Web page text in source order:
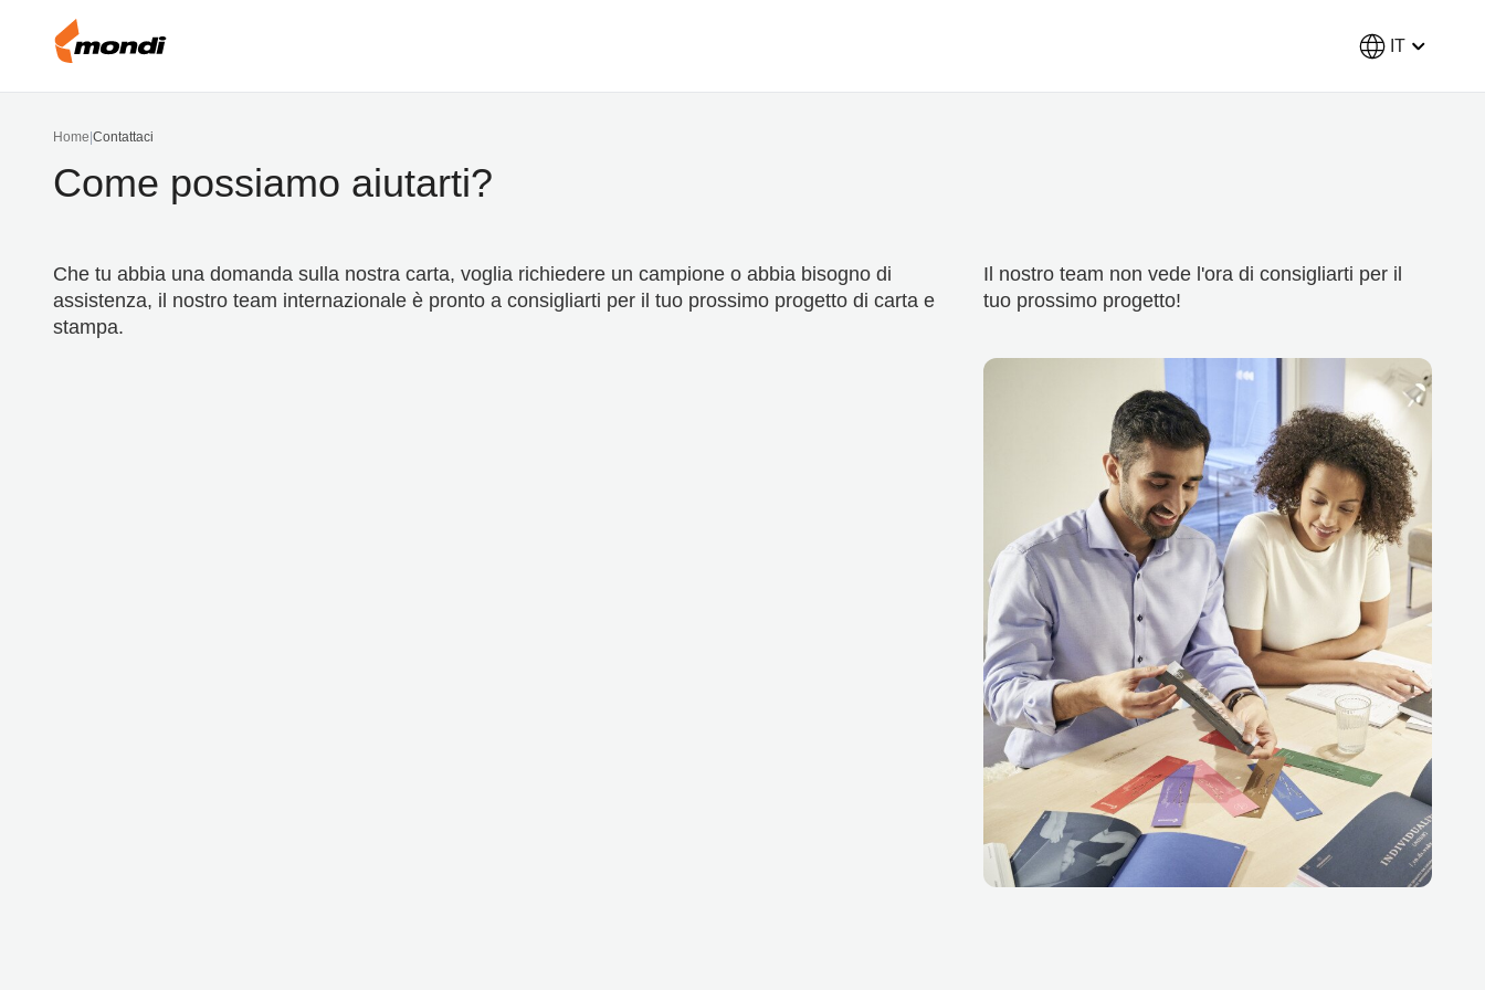
IT
Home Contattaci
Come possiamo aiutarti?
Che tu abbia una domanda sulla nostra carta, voglia richiedere un campione o abbia bisogno di
assistenza, il nostro team internazionale è pronto a consigliarti per il tuo prossimo progetto di carta e
stampa.
Il nostro team non vede l'ora di consigliarti per il
tuo prossimo progetto!